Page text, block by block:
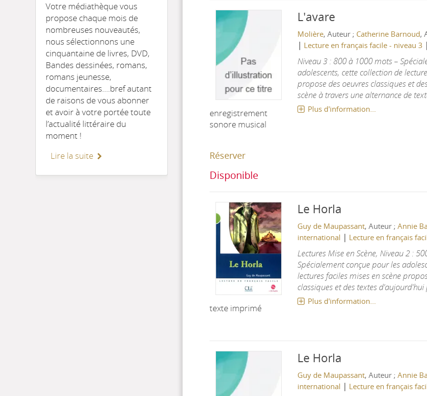
enregistrement
sonore musical
L'avare
Molière, Auteur ; Catherine Barnoud,
| Lecture en français facile - niveau 3 |
Niveau 3 : 800 à 1000 mots –
adolescents, cette collection de
propose des oeuvres classiques et
scène à travers une alternance de
Plus d'information...
Réserver
Disponible
texte imprimé
Le Horla
Guy de Maupassant, Auteur ; Annie
international | Lecture en français
Lectures Mise en Scène, Niveau 2 :
Spécialement conçue pour les
lectures faciles mises en scène
classiques et des textes
Plus d'information...
Le Horla
Guy de Maupassant, Auteur ; Annie
international | Lecture en français
Votre médiathèque vous
propose chaque mois de
nombreuses nouveautés,
nous sélectionnons une
cinquantaine de livres, DVD,
Bandes dessinées, romans,
romans jeunesse,
documentaires….bref autant
de raisons de vous abonner
et avoir à votre portée toute
l’actualité littéraire du
moment !
Lire la suite